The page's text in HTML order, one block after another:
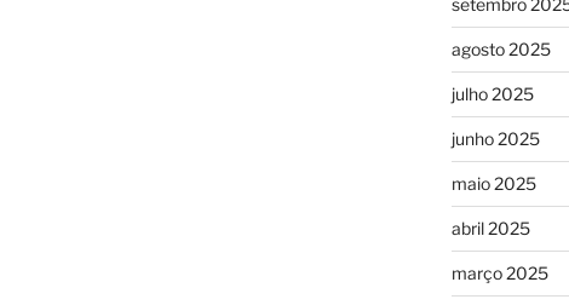
agosto 2025
julho 2025
junho 2025
maio 2025
abril 2025
março 2025